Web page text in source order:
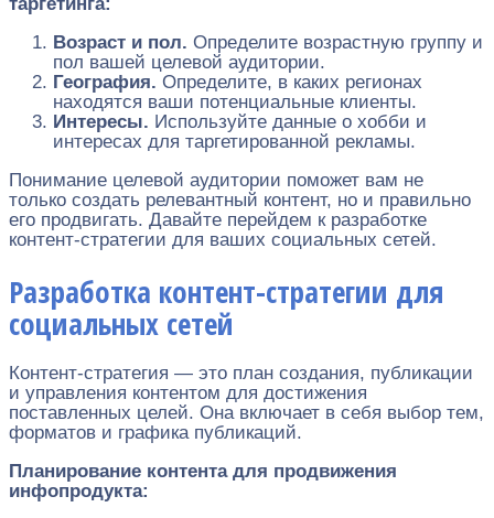
Возраст и пол. Определите возрастную группу и
пол вашей целевой аудитории.
География. Определите, в каких регионах
находятся ваши потенциальные клиенты.
Интересы. Используйте данные о хобби и
интересах для таргетированной рекламы.
Понимание целевой аудитории поможет вам не
только создать релевантный контент, но и правильно
его продвигать. Давайте перейдем к разработке
контент-стратегии для ваших социальных сетей.
Разработка контент-стратегии для
социальных сетей
Контент-стратегия — это план создания, публикации
и управления контентом для достижения
поставленных целей. Она включает в себя выбор тем,
форматов и графика публикаций.
Планирование контента для продвижения
инфопродукта: